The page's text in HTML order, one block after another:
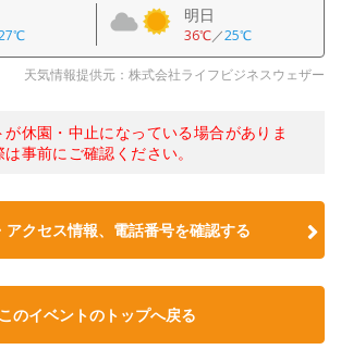
明日
36℃／25℃
天気情報提供元：株式会社ライフビジネスウェザー
休園・中止になっている場合がありま
事前にご確認ください。
アクセス情報、電話番号を確認する
このイベントのトップへ戻る